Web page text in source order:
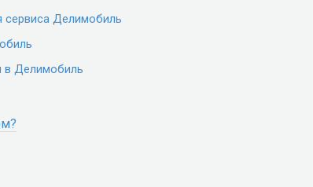
сервиса Делимобиль
в Делимобиль